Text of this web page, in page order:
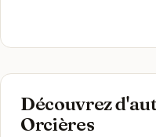
Découvrez
Orcières